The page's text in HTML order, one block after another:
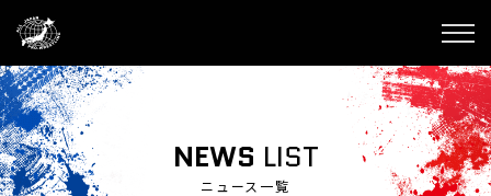
NEWS LIST
ニュース一覧